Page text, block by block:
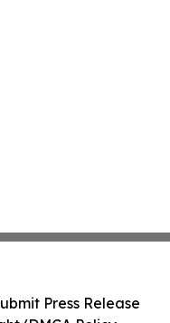
Press Release